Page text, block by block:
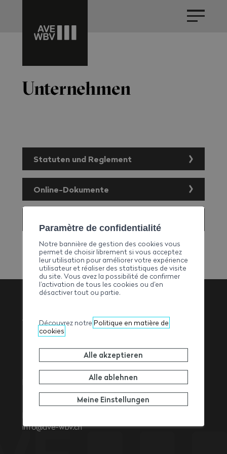
Unternehmen
Statuten und Reglement
Statuten und Reglement
Online-Dokumente
Versichertensteckbrief
Memento Sozialversicherungen
verwaltet durch den WBV 2026
Memento andere Sozialversicherungen
Jahresbericht 2022
Jahresbericht 2023
Jahresbericht 2024
Haben Sie noch Fragen zur Walliser
Familienzulagenkasse des Hoch- und
Tiefbaugewerbes? Fehlt Ihnen noch ein
Formular? Zögern Sie nicht, mit uns Kontakt
aufzunehmen! Gerne versuchen wir, Ihre
Erwartungen im Rahmen unserer Möglichkeiten
Walliser
Baumeisterverband
Rue de l’Avenir 11
1950 Sitten
Tel. +41 27 327 32 32
info@ave-wbv.ch
Paramètre de confidentialité
Notre bannière de gestion des cookies vous
permet de choisir librement si vous acceptez
leur utilisation pour améliorer votre expérience
utilisateur et réaliser des statistiques de visite
du site. Vous avez la possibilité de confirmer
l’activation de tous les cookies ou d’en
désactiver tout ou partie.
Découvrez notre Politique en matière de
cookies
Alle akzeptieren
Alle ablehnen
Meine Einstellungen